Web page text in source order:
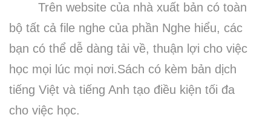
Trên website của nhà xuất bản có toàn
bộ tất cả file nghe của phần Nghe hiểu, các
bạn có thể dễ dàng tải về, thuận lợi cho việc
học mọi lúc mọi nơi.Sách có kèm bản dịch
tiếng Việt và tiếng Anh tạo điều kiện tối đa
cho việc học.